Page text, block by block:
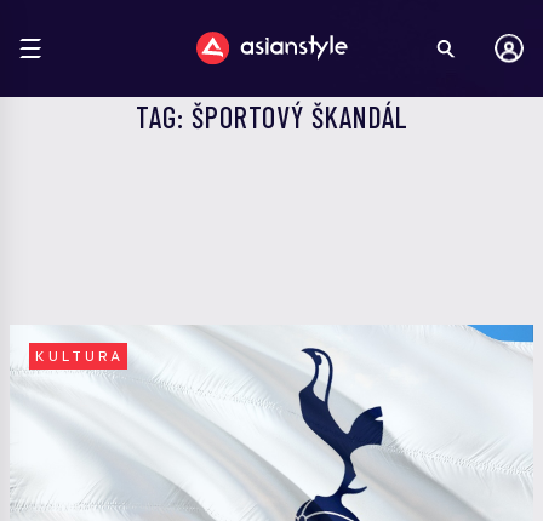
TAG: ŠPORTOVÝ ŠKANDÁL
KULTURA